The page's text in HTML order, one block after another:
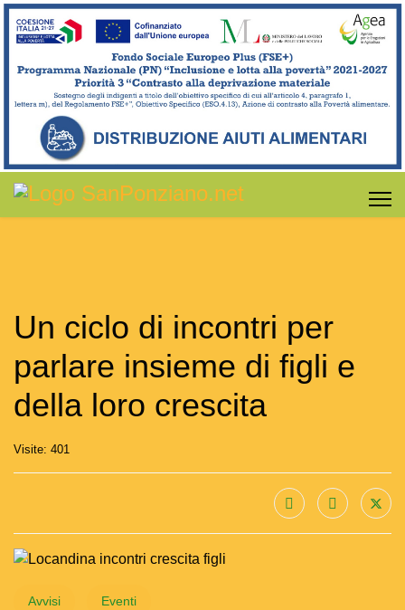
Un ciclo di incontri per
parlare insieme di figli e
della loro crescita
Visite: 401
Avvisi Eventi